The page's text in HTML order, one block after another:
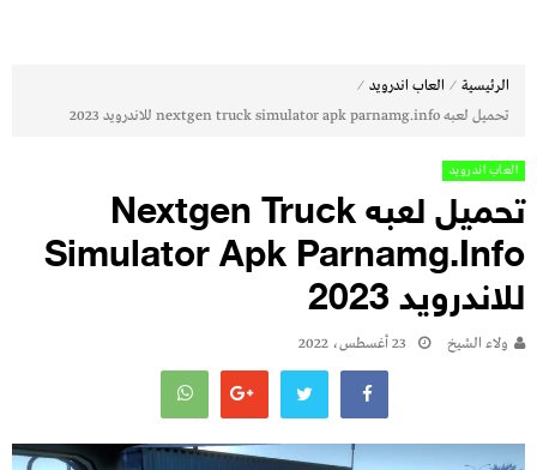
الرئيسية ⁄ العاب اندرويد ⁄
تحميل لعبه nextgen truck simulator apk parnamg.info للاندرويد 2023
العاب اندرويد
تحميل لعبه Nextgen Truck
Simulator Apk Parnamg.info
للاندرويد 2023
ولاء الشيخ 23 أغسطس، 2022